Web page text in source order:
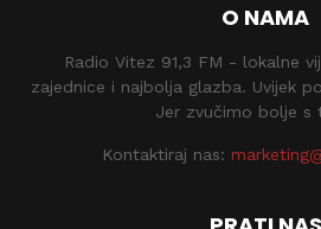
O NAMA
Radio Vitez 91,3 FM - lokalne
zajednice i najbolja glazba. Uvijek
Jer zvučimo bolje s
Kontaktiraj nas: